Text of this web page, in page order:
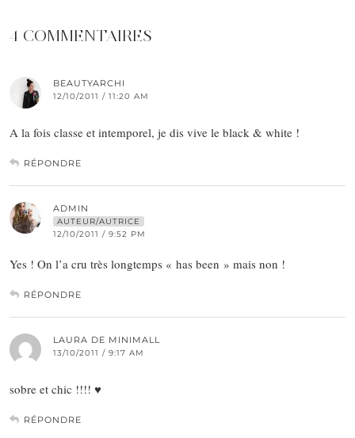
4 COMMENTAIRES
BEAUTYARCHI
12/10/2011 / 11:20 AM
A la fois classe et intemporel, je dis vive le black & white !
RÉPONDRE
ADMIN
AUTEUR/AUTRICE
12/10/2011 / 9:52 PM
Yes ! On l’a cru très longtemps « has been » mais non !
RÉPONDRE
LAURA DE MINIMALL
13/10/2011 / 9:17 AM
sobre et chic !!!! ♥
RÉPONDRE